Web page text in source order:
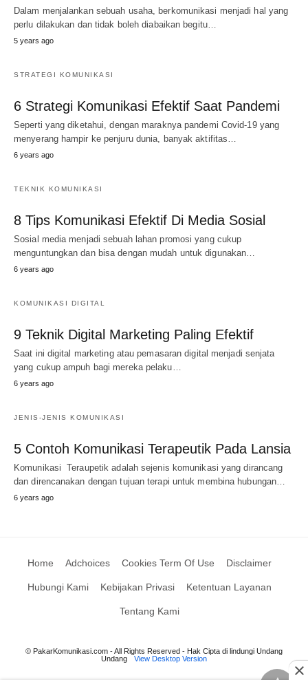
Dalam menjalankan sebuah usaha, berkomunikasi menjadi hal yang
perlu dilakukan dan tidak boleh diabaikan begitu…
5 years ago
STRATEGI KOMUNIKASI
6 Strategi Komunikasi Efektif Saat Pandemi
Seperti yang diketahui, dengan maraknya pandemi Covid-19 yang
menyerang hampir ke penjuru dunia, banyak aktifitas…
6 years ago
TEKNIK KOMUNIKASI
8 Tips Komunikasi Efektif Di Media Sosial
Sosial media menjadi sebuah lahan promosi yang cukup
menguntungkan dan bisa dengan mudah untuk digunakan…
6 years ago
KOMUNIKASI DIGITAL
9 Teknik Digital Marketing Paling Efektif
Saat ini digital marketing atau pemasaran digital menjadi senjata
yang cukup ampuh bagi mereka pelaku…
6 years ago
JENIS-JENIS KOMUNIKASI
5 Contoh Komunikasi Terapeutik Pada Lansia
Komunikasi Teraupetik adalah sejenis komunikasi yang dirancang
dan direncanakan dengan tujuan terapi untuk membina hubungan…
6 years ago
Home Adchoices Cookies Term Of Use Disclaimer
Hubungi Kami Kebijakan Privasi Ketentuan Layanan
Tentang Kami
© PakarKomunikasi.com - All Rights Reserved - Hak Cipta di lindungi Undang
Undang
View Desktop Version